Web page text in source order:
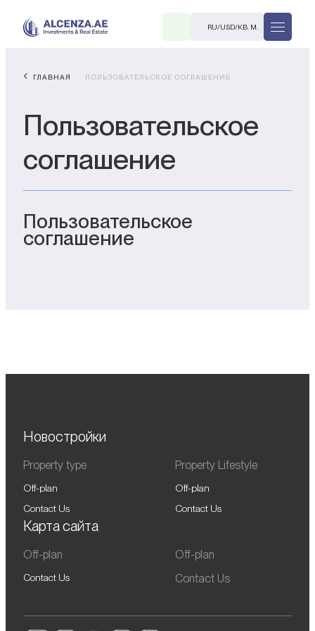
RU/USD/КВ. М.
ГЛАВНАЯ ПОЛЬЗОВАТЕЛЬСКОЕ СОГЛАШЕНИЕ
Пользовательское
соглашение
Пользовательское
соглашение
Новостройки
Property type
Off-plan
Contact Us
Property Lifestyle
Off-plan
Contact Us
Карта сайта
Off-plan
Contact Us
Off-plan
Contact Us